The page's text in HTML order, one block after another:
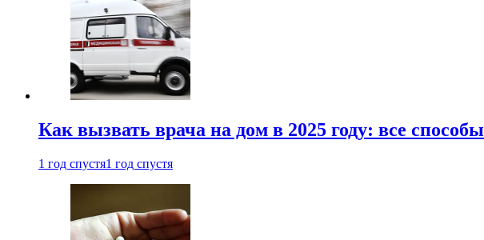
Как вызвать врача на дом в 2025 году: все способы
1 год спустя1 год спустя